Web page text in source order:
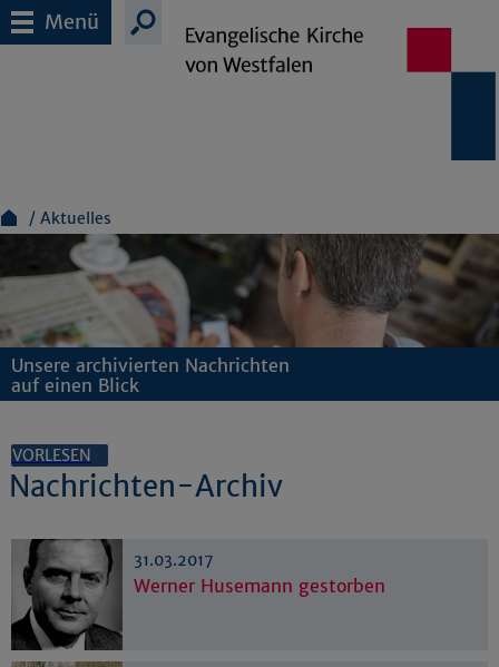
Menü
Aktuelles
Unsere archivierten Nachrichten
auf einen Blick
VORLESEN
Nachrichten-Archiv
31.03.2017
Werner Husemann gestorben